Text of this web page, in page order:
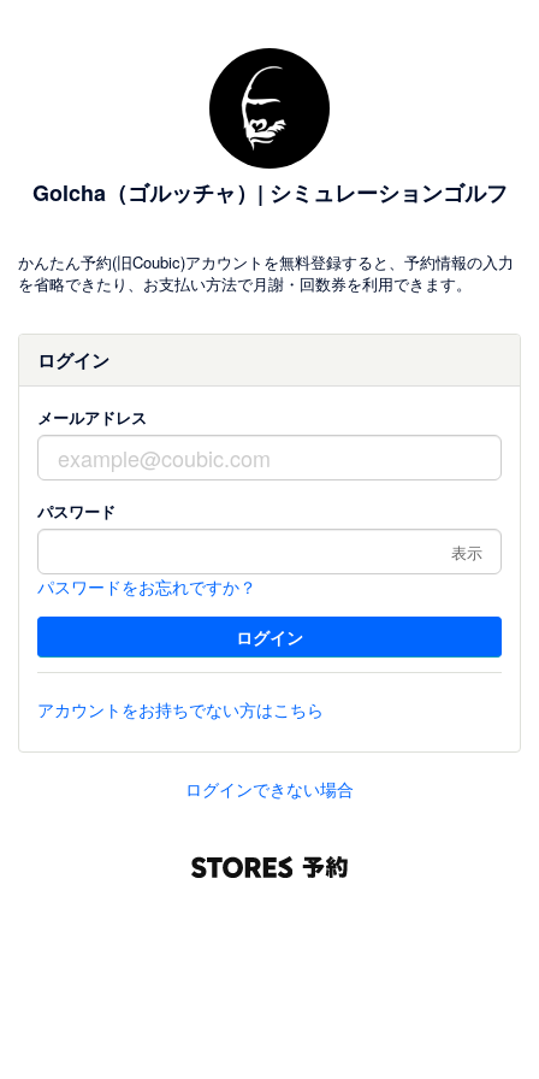
Golcha（ゴルッチャ）| シミュレーションゴルフ
かんたん予約(旧Coubic)アカウントを無料登録すると、予約情報の入力
を省略できたり、お支払い方法で月謝・回数券を利用できます。
ログイン
メールアドレス
パスワード
表示
パスワードをお忘れですか？
アカウントをお持ちでない方はこちら
ログインできない場合